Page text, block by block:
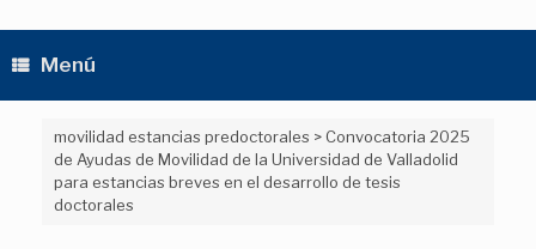
Menú
movilidad estancias predoctorales > Convocatoria 2025
de Ayudas de Movilidad de la Universidad de Valladolid
para estancias breves en el desarrollo de tesis
doctorales